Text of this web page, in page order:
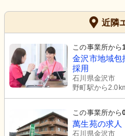
近隣
この事業所から
金沢市地域包
採用
石川県金沢市
野町駅から
この事業所から
萬生苑の求人
石川県金沢市